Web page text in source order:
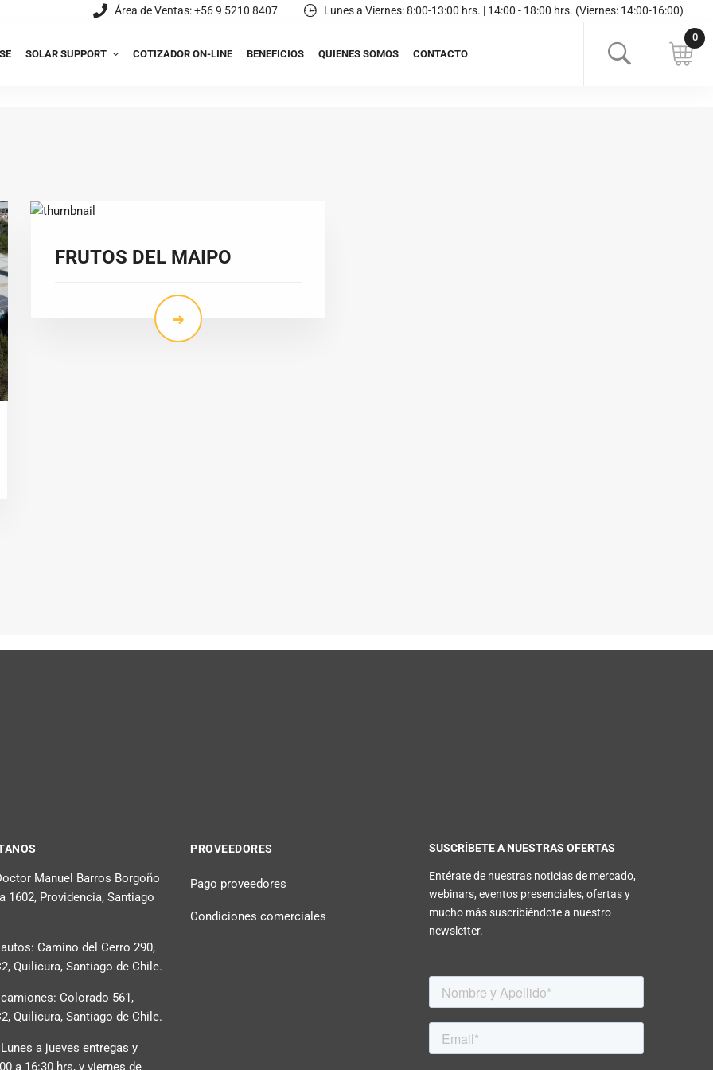
Área de Ventas: +56 9 5210 8407 Lunes a Viernes: 8:00-13:00 hrs. | 14:00 - 18:00 hrs. (Viernes: 14:00-16:00)
SOLAR SUPPORT COTIZADOR ON-LINE BENEFICIOS QUIENES SOMOS CONTACTO
FRUTOS DEL MAIPO
Manuel Barros Borgoño
1602, Providencia, Santiago
Camino del Cerro 290,
Quilicura, Santiago de Chile.
Colorado 561,
Quilicura, Santiago de Chile.
a jueves entregas y
a 16:30 hrs, y viernes de
PROVEEDORES
Pago proveedores
Condiciones comerciales
SUSCRÍBETE A NUESTRAS OFERTAS
Entérate de nuestras noticias de mercado,
webinars, eventos presenciales, ofertas y
mucho más suscribiéndote a nuestro
newsletter.